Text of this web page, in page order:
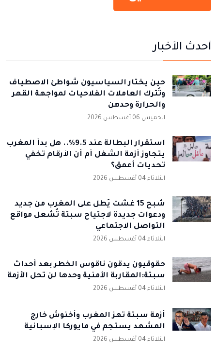
أحدث الأخبار
حين يختار السياسيون شواطئ الاصطياف
وتُترك العاملات الفلاحيات لمواجهة القهر
والحرارة وحدهن
الخميس 06 أغسطس 2026
استقرار البطالة عند 9.5%.. هل بدأ المغرب
يتجاوز أزمة الشغل أم أن الأرقام تخفي
تحديات أعمق؟
الثلاثاء 04 أغسطس 2026
شبح 15 غشت يُطل على المغرب من جديد
ودعوات جديدة لاجتياح سبتة تُشعل مواقع
التواصل الاجتماعي
الثلاثاء 04 أغسطس 2026
حقوقيون يدقون ناقوس الخطر بعد أحداث
سبتة:المقاربة الأمنية وحدها لن تحل الأزمة
الثلاثاء 04 أغسطس 2026
أزمة سبتة تهز المغرب وأخنوش خارج
المشهد يستجم في مايوركا الإسبانية
الثلاثاء 04 أغسطس 2026